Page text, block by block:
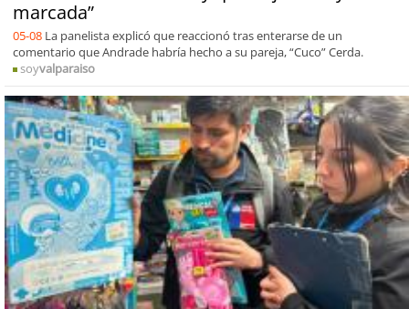
marcada”
05-08 La panelista explicó que reaccionó tras enterarse de un
comentario que Andrade habría hecho a su pareja, “Cuco” Cerda.
soyvalparaiso